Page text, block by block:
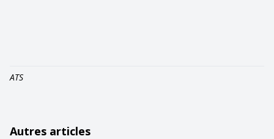
ATS
Autres articles